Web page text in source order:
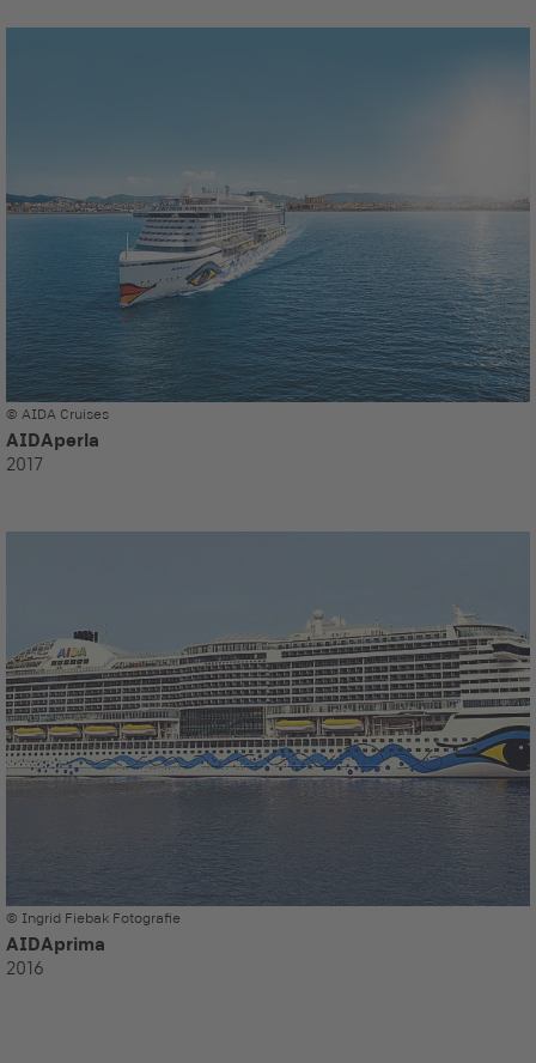
© AIDA Cruises
AIDAperla
2017
© Ingrid Fiebak Fotografie
AIDAprima
2016